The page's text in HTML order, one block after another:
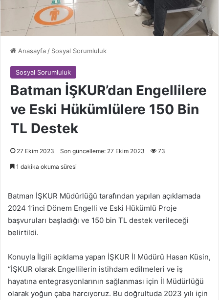
Anasayfa / Sosyal Sorumluluk
Sosyal Sorumluluk
Batman İŞKUR’dan Engellilere
ve Eski Hükümlülere 150 Bin
TL Destek
27 Ekim 2023 Son güncelleme: 27 Ekim 2023 73
1 dakika okuma süresi
Batman İŞKUR Müdürlüğü tarafından yapılan açıklamada
2024 1’inci Dönem Engelli ve Eski Hükümlü Proje
başvuruları başladığı ve 150 bin TL destek verileceği
belirtildi.
Konuyla İlgili açıklama yapan İŞKUR İl Müdürü Hasan Küsin,
“İŞKUR olarak Engellilerin istihdam edilmeleri ve iş
hayatına entegrasyonlarının sağlanması için İl Müdürlüğü
olarak yoğun çaba harcıyoruz. Bu doğrultuda 2023 yılı için